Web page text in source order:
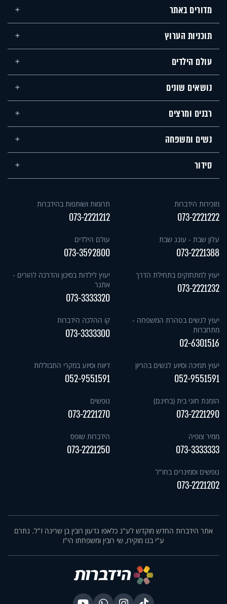
מדורים באתר
תוכניות הערוץ
עולם הילדים
נושאים שונים
רבנים ומרצים
נשים ומשפחה
סידור
מזכירות הידברות
073-2221222
תרומות ושותפות בהידברות
073-2221212
עלון שבת - עונג שבת
073-2221388
עולם הילדים
073-3592800
יעוץ למתחזקים בתחילת הדרך
073-2221232
יעוץ לילדות בסיכון והדרכה להורים -
אתגר
073-3333320
יעוץ לנשים בטהרת המשפחה -
מתחברות
02-6301516
קו ההלכה הידברות
073-3333300
יעוץ תמיכה וסיוע לנשים בהריון
052-9551591
דיווח וסיוע במקרי התבוללות
052-9551591
הזמנת חוגי בית (בחינם)
073-2221290
נופשים
073-2221270
ממיר צופיה
073-3333333
הידברות שופס
073-2221250
נופשים וסמינרים בחו"ל
073-2221202
אתר הידברות החדש מוקדש לע"נ כלאפו גדעון רובין בן שרינה ז"ל. נתרם
ע"י בנו מוקירו, שי רובין ומשפחתו הי"ו